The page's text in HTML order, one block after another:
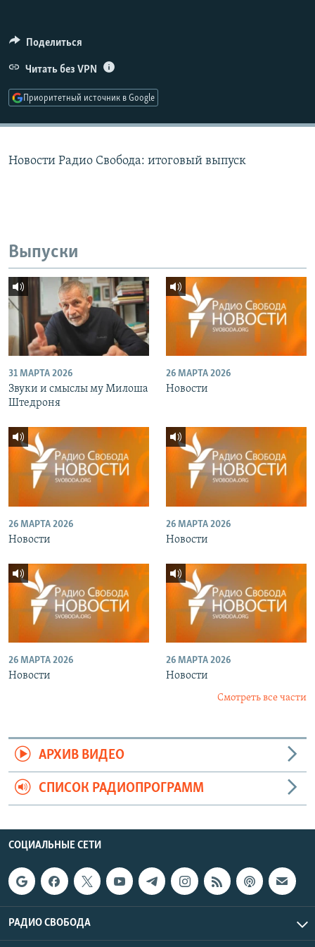
ПОДПИШИТЕСЬ НА РАССЫЛКУ
СОЦИАЛЬНЫЕ СЕТИ
Поделиться
Читать без VPN
Приоритетный источник в Google
Новости Радио Свобода: итоговый выпуск
Выпуски
31 МАРТА 2026
Звуки и смыслы му Милоша
Штедроня
26 МАРТА 2026
Новости
26 МАРТА 2026
Новости
26 МАРТА 2026
Новости
26 МАРТА 2026
Новости
26 МАРТА 2026
Новости
Смотреть все части
АРХИВ ВИДЕО
СПИСОК РАДИОПРОГРАММ
СОЦИАЛЬНЫЕ СЕТИ
РАДИО СВОБОДА